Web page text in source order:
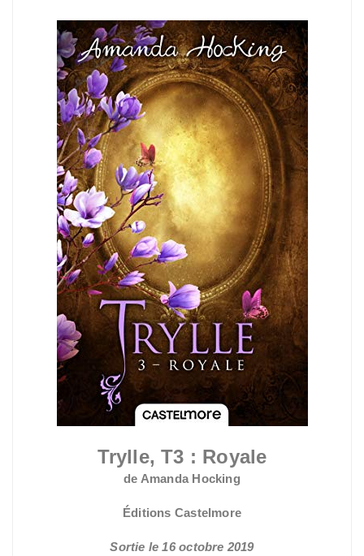
Trylle, T3 : Royale
de Amanda Hocking
Éditions Castelmore
Sortie le 16 octobre 2019